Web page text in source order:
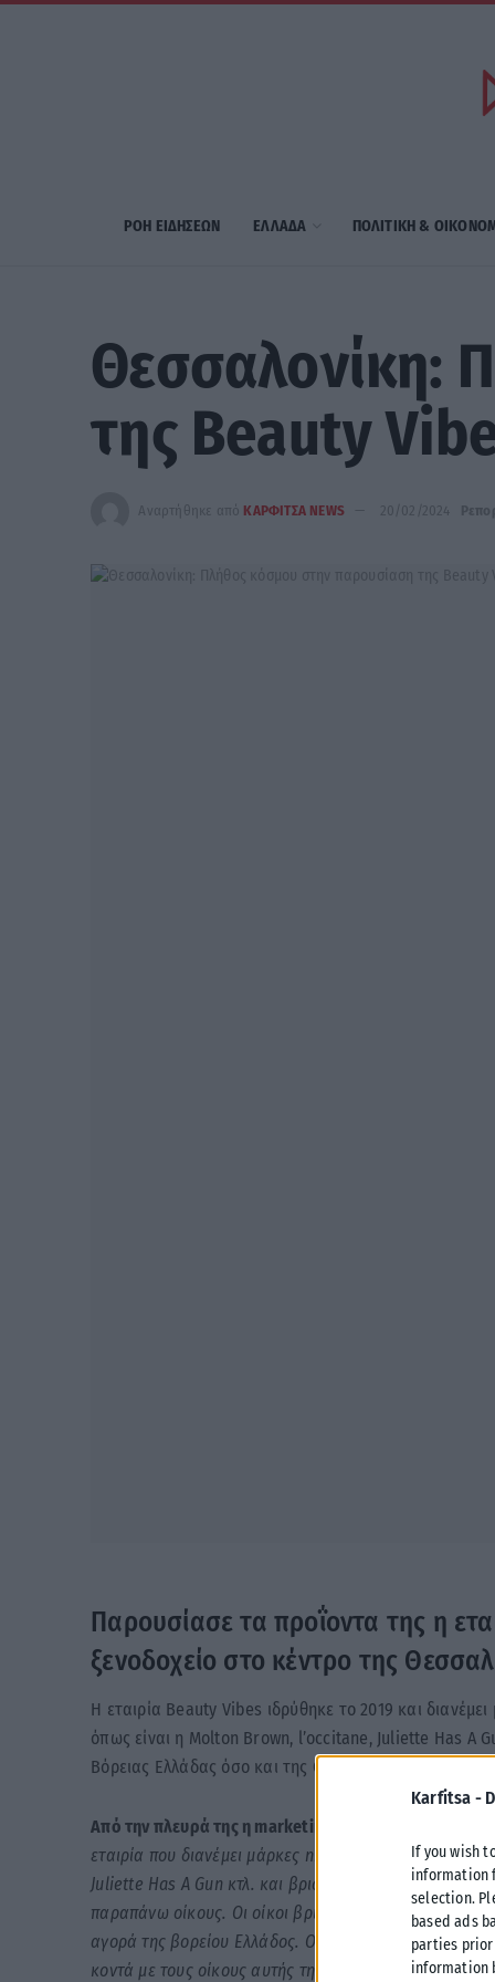
Karfitsa -
If you wish
information
selection.
based ads
parties
information
ΡΟΗ ΕΙΔΗΣΕΩΝ ΕΛΛΑΔΑ ΠΟΛΙΤΙΚΗ &
Θεσσαλονίκη:
της Beauty
Αναρτήθηκε από ΚΑΡΦΙΤΣΑ NEWS 20/02/2024
Παρουσίασε τα προΐοντα της η
ξενοδοχείο στο κέντρο της
Η εταιρία Beauty Vibes ιδρύθηκε το 2019 και
όπως είναι η Molton Brown, l’occitane, Juliette Has A
Βόρειας Ελλάδας όσο και της Θεσσαλονικης να
Από την πλευρά της η marketing director της Beauty
εταιρία που διανέμει μάρκες niche κατηγορίας και
Juliette Has A Gun κτλ. και βρισκόμαστε εδώ για να
παραπάνω οίκους. Οι οίκοι βρίσκονται στην Ελλάδα
αγορά της βορείου Ελλάδος. Ο στόχος μας είναι το
κοντά με τους οίκους αυτής της κατηγορίας, να